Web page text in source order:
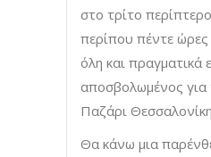
στο τρίτο
περίπου πέντε ώρες
όλη και πραγματικά
αποσβολωμένος για
Παζάρι
Θα κάνω μια